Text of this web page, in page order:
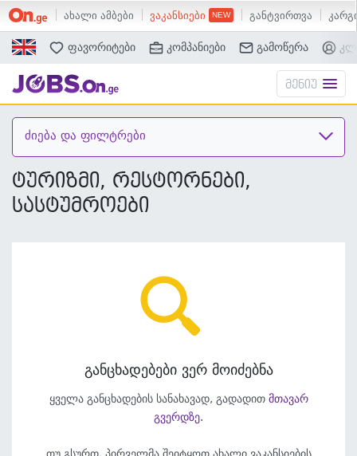
ახალი ამბები ვაკანსიები განტვირთვა
ძებნა
ფავორიტები კომპანიები გამოწერა
მენიუ
ძიება და ფილტრები
ტურიზმი, რესტორნები,
სასტუმროები
განცხადებები ვერ მოიძებნა
ყველა განცხადების სანახავად, გადადით მთავარ
გვერდზე.